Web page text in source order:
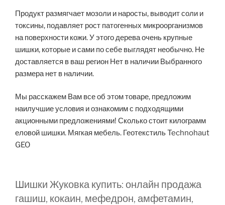
Продукт размягчает мозоли и наросты, выводит соли и
токсины, подавляет рост патогенных микроорганизмов
на поверхности кожи. У этого дерева очень крупные
шишки, которые и сами по себе выглядят необычно. Не
доставляется в ваш регион Нет в наличии Выбранного
размера нет в наличии.
Мы расскажем Вам все об этом товаре, предложим
наилучшие условия и ознакомим с подходящими
акционными предложениями! Сколько стоит килограмм
еловой шишки. Мягкая мебель. Геотекстиль Technohaut
GEO
Шишки Жуковка купить: онлайн продажа
гашиш, кокаин, мефедрон, амфетамин,